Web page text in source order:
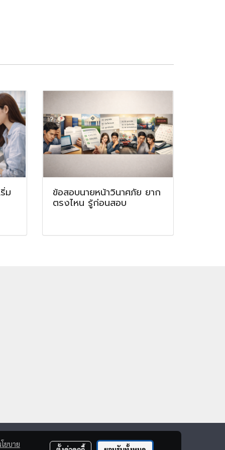
ม ข้อสอบนายหน้าวินาศภัย ยาก
ตรงไหน รู้ก่อนสอบ
ยบาย